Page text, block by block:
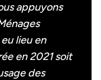
appuyons
lieu en
en 2021 soit
des